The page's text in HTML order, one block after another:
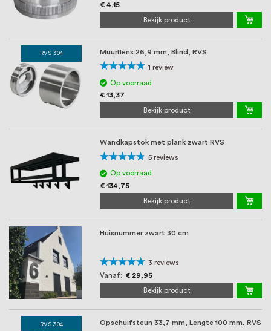
€ 4,15
Bekijk product
RVS 304 Muurflens 26,9 mm, Blind, RVS
Waardering:
100%
1 review
Op voorraad
€ 13,37
Bekijk product
Wandkapstok met plank zwart RVS
Waardering:
92%
5 reviews
Op voorraad
€ 134,75
Bekijk product
Huisnummer zwart 30 cm
Waardering:
100%
3 reviews
Vanaf
€ 29,95
Bekijk product
RVS 304 Opschuifsteun 33,7 mm, Lengte 100 mm, RVS